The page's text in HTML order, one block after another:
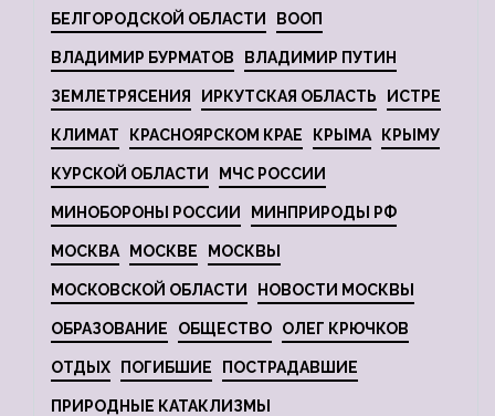
БЕЛГОРОДСКОЙ ОБЛАСТИ ВООП
ВЛАДИМИР БУРМАТОВ ВЛАДИМИР ПУТИН
ЗЕМЛЕТРЯСЕНИЯ ИРКУТСКАЯ ОБЛАСТЬ ИСТРЕ
КЛИМАТ КРАСНОЯРСКОМ КРАЕ КРЫМА КРЫМУ
КУРСКОЙ ОБЛАСТИ МЧС РОССИИ
МИНОБОРОНЫ РОССИИ МИНПРИРОДЫ РФ
МОСКВА МОСКВЕ МОСКВЫ
МОСКОВСКОЙ ОБЛАСТИ НОВОСТИ МОСКВЫ
ОБРАЗОВАНИЕ ОБЩЕСТВО ОЛЕГ КРЮЧКОВ
ОТДЫХ ПОГИБШИЕ ПОСТРАДАВШИЕ
ПРИРОДНЫЕ КАТАКЛИЗМЫ